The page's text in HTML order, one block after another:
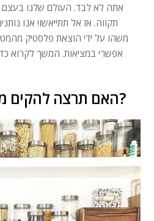
אתה לא לבד. העולם שלנו בעצם
משהו על ידי הוצאת פלסטיק
אפשרי במציאות. המשך לקרוא
האם תרצה להקים מטבח ללא פלסטיק?